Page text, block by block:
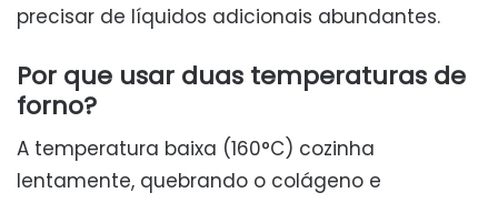
precisar de líquidos adicionais abundantes.
Por que usar duas temperaturas de
forno?
A temperatura baixa (160°C) cozinha
lentamente, quebrando o colágeno e